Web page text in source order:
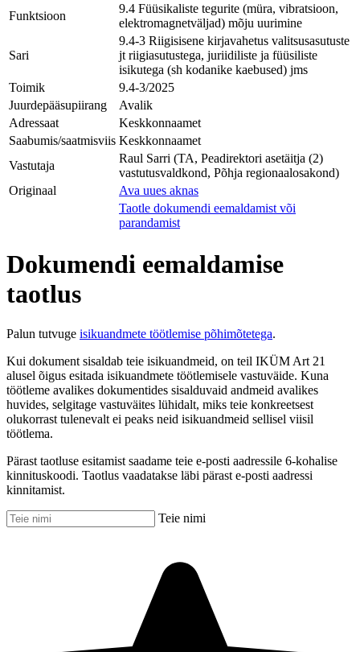
Funktsioon
9.4 Füüsikaliste tegurite (müra, vibratsioon,
elektromagnetväljad) mõju uurimine
Sari
9.4-3 Riigisisene kirjavahetus valitsusasutuste
jt riigiasutustega, juriidiliste ja füüsiliste
isikutega (sh kodanike kaebused) jms
Toimik
9.4-3/2025
Juurdepääsupiirang
Avalik
Adressaat
Keskkonnaamet
Saabumis/saatmisviis Keskkonnaamet
Vastutaja
Raul Sarri (TA, Peadirektori asetäitja (2)
vastutusvaldkond, Põhja regionaalosakond)
Originaal
Ava uues aknas
Taotle dokumendi eemaldamist või
parandamist
Dokumendi eemaldamise
taotlus
Palun tutvuge isikuandmete töötlemise põhimõtetega.
Kui dokument sisaldab teie isikuandmeid, on teil IKÜM Art 21
alusel õigus esitada isikuandmete töötlemisele vastuväide. Kuna
töötleme avalikes dokumentides sisalduvaid andmeid avalikes
huvides, selgitage vastuväites lühidalt, miks teie konkreetsest
olukorrast tulenevalt ei peaks neid isikuandmeid sellisel viisil
töötlema.
Pärast taotluse esitamist saadame teie e-posti aadressile 6-kohalise
kinnituskoodi. Taotlus vaadatakse läbi pärast e-posti aadressi
kinnitamist.
Teie nimi